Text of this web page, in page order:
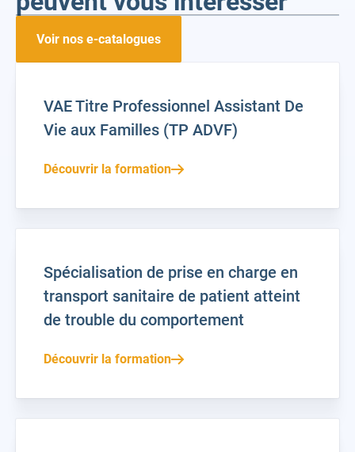
Voir nos e-catalogues
VAE Titre Professionnel Assistant De
Vie aux Familles (TP ADVF)
Découvrir la formation
Spécialisation de prise en charge en
transport sanitaire de patient atteint
de trouble du comportement
Découvrir la formation